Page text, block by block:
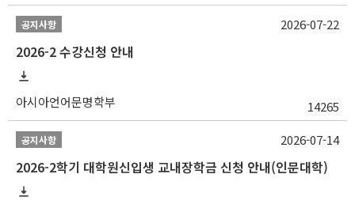
공지사항
2026-2 수강신청 안내
아시아언어문명학부 14265
2026-07-22
공지사항
2026-2학기 대학원신입생 교내장학금 신청 안내(인문대학)
2026-07-14